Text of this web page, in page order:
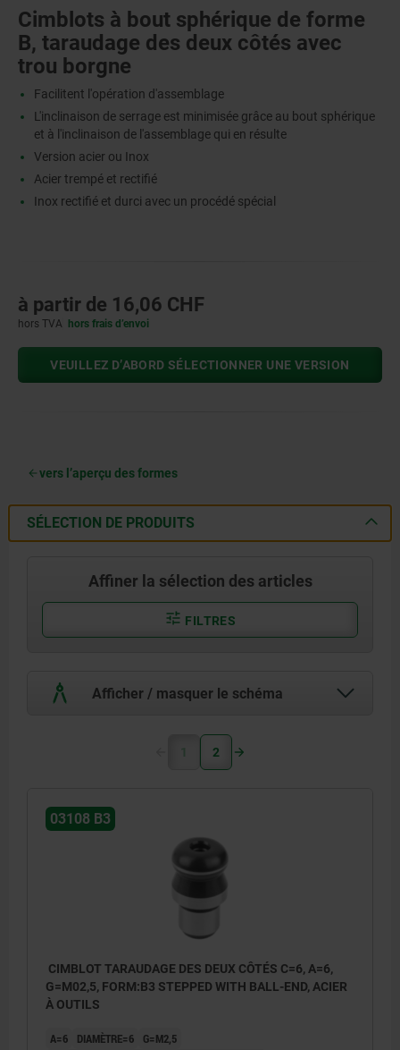
Cimblots à bout sphérique de forme
B, taraudage des deux côtés avec
trou borgne
Facilitent l'opération d'assemblage
L'inclinaison de serrage est minimisée grâce au bout sphérique
et à l'inclinaison de l'assemblage qui en résulte
Version acier ou Inox
Acier trempé et rectifié
Inox rectifié et durci avec un procédé spécial
à partir de 16,06 CHF
hors TVA hors frais d’envoi
VEUILLEZ D’ABORD SÉLECTIONNER UNE VERSION
vers l’aperçu des formes
SÉLECTION DE PRODUITS
Affiner la sélection des articles
FILTRES
Afficher / masquer le schéma
1 2
03108 B3
CIMBLOT TARAUDAGE DES DEUX CÔTÉS C=6, A=6,
G=M02,5, FORM:B3 STEPPED WITH BALL-END, ACIER
À OUTILS
A=6 DIAMÈTRE=6
G=M2,5